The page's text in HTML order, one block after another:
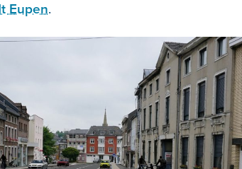
Eupen.